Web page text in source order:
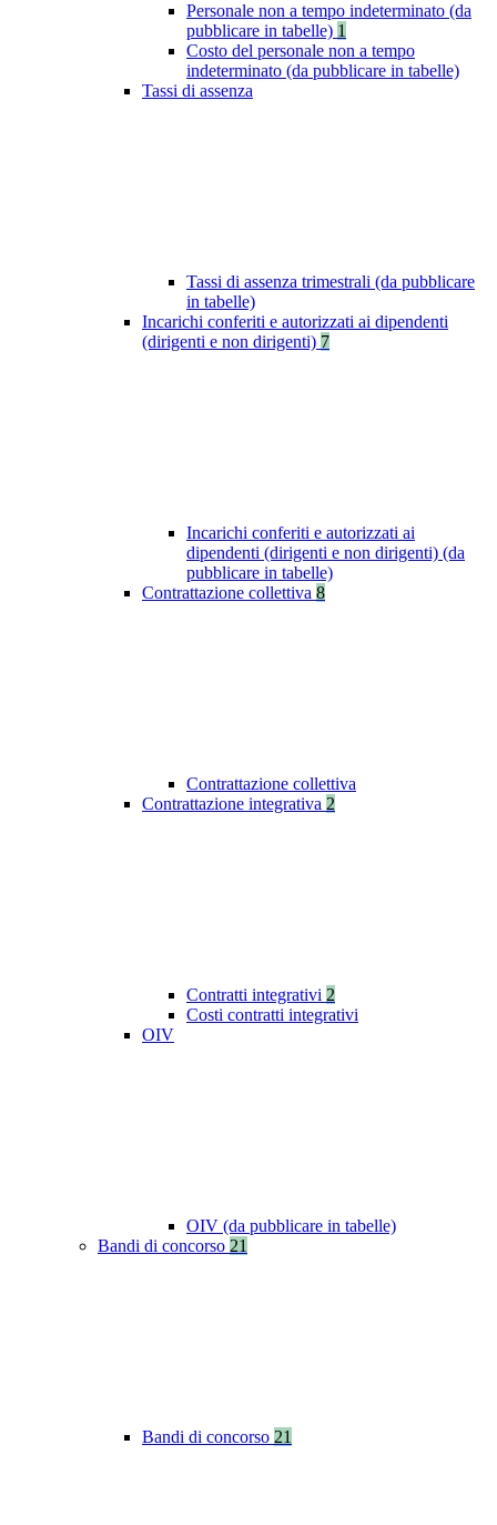
Personale non a tempo indeterminato (da
pubblicare in tabelle) 1
Costo del personale non a tempo
indeterminato (da pubblicare in tabelle)
Tassi di assenza
Tassi di assenza trimestrali (da pubblicare
in tabelle)
Incarichi conferiti e autorizzati ai dipendenti
(dirigenti e non dirigenti) 7
Incarichi conferiti e autorizzati ai
dipendenti (dirigenti e non dirigenti) (da
pubblicare in tabelle)
Contrattazione collettiva 8
Contrattazione collettiva
Contrattazione integrativa 2
Contratti integrativi 2
Costi contratti integrativi
OIV
OIV (da pubblicare in tabelle)
Bandi di concorso 21
Bandi di concorso 21